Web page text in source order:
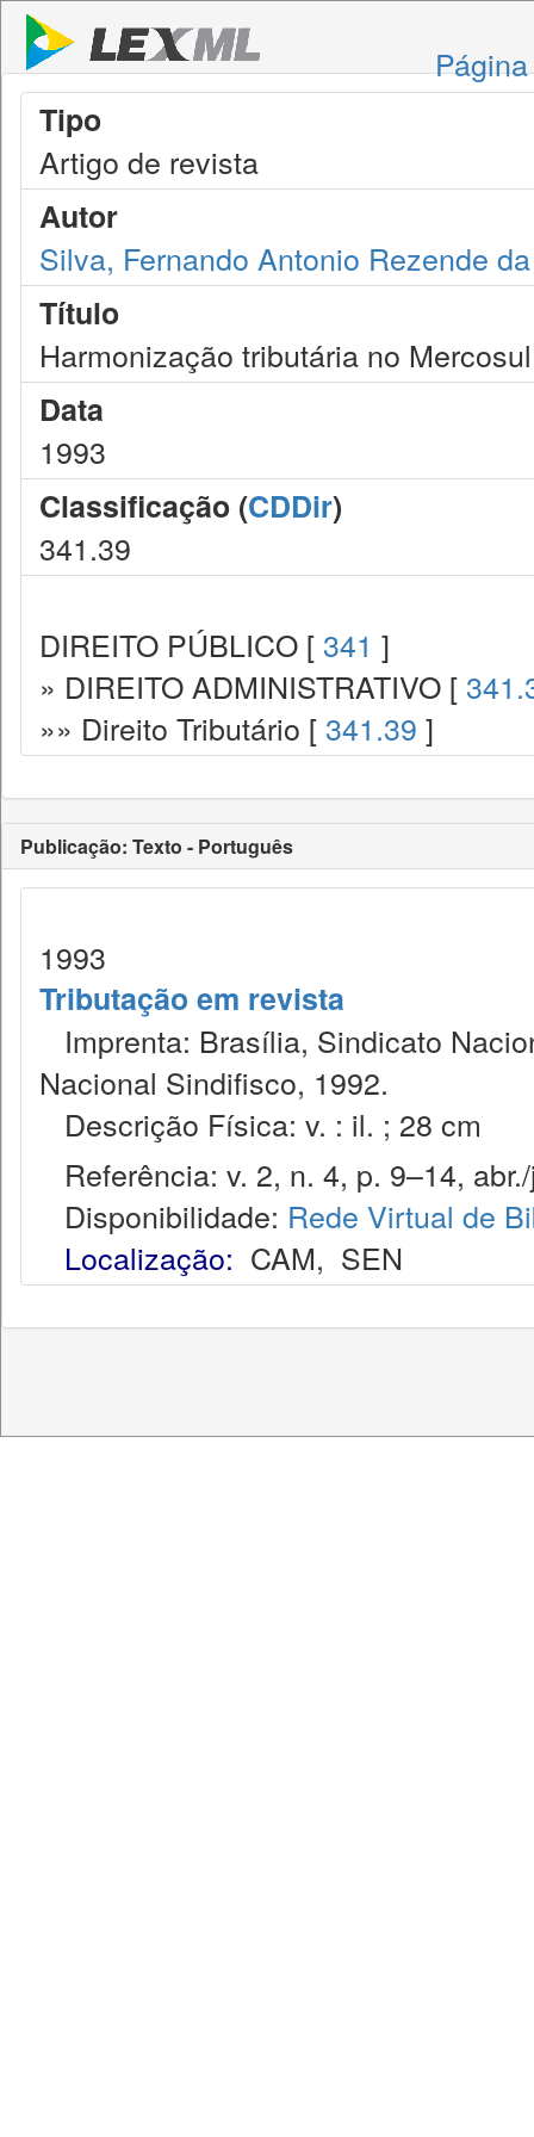
Tipo
Artigo de revista
Autor
Silva, Fernando Antonio Rezende da
Título
Harmonização tributária no Mercosul
Data
1993
Classificação (CDDir)
341.39
DIREITO PÚBLICO [ 341 ]
» DIREITO ADMINISTRATIVO [
»» Direito Tributário [ 341.39 ]
Publicação: Texto - Português
1993
Tributação em revista
Imprenta: Brasília, Sindicato
Nacional Sindifisco, 1992.
Descrição Física: v. : il. ; 28 cm
Referência: v. 2, n. 4, p. 9–14,
Disponibilidade: Rede Virtual de
Localização: CAM, SEN